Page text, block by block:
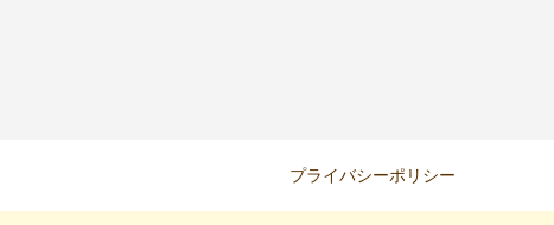
プライバシーポリシー